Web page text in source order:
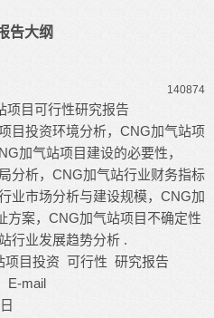
告大纲
140874
项目可行性研究报告
目投资环境分析，CNG加气站项
加气站项目建设的必要性，
分析，CNG加气站行业财务指标
业市场分析与建设规模，CNG加
方案，CNG加气站项目不确定性
行业发展趋势分析 .
项目投资 可行性 研究报告
E-mail